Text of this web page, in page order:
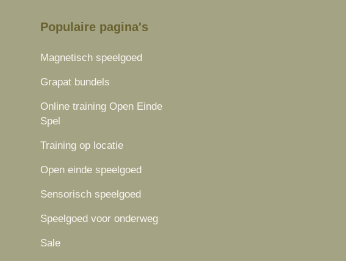
Populaire pagina's
Magnetisch speelgoed
Grapat bundels
Online training Open Einde
Spel
Training op locatie
Open einde speelgoed
Sensorisch speelgoed
Speelgoed voor onderweg
Sale